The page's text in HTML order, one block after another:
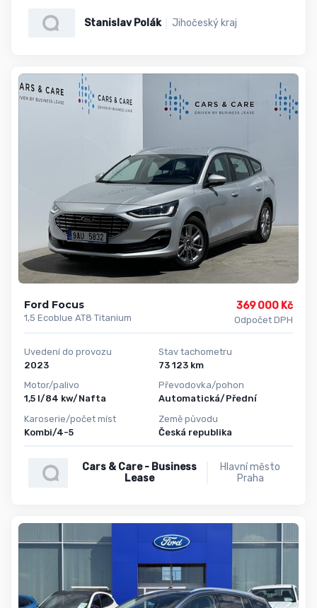
Stanislav Polák Jihočeský kraj
Ford Focus
1,5 Ecoblue AT8 Titanium
369 000 Kč
Odpočet DPH
Uvedení do provozu
2023
Motor/palivo
1,5 l/84 kw/Nafta
Karoserie/počet míst
Kombi/4-5
Stav tachometru
73 123 km
Převodovka/pohon
Automatická/Přední
Země původu
Česká republika
Cars & Care - Business
Lease
Hlavní město
Praha